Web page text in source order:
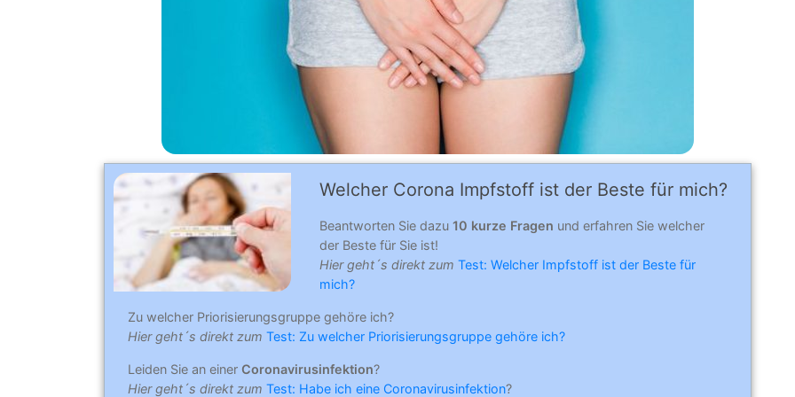
Welcher Corona Impfstoff ist der Beste für mich?
Beantworten Sie dazu 10 kurze Fragen und erfahren Sie welcher
der Beste für Sie ist!
Hier geht´s direkt zum Test: Welcher Impfstoff ist der Beste für
mich?
Zu welcher Priorisierungsgruppe gehöre ich?
Hier geht´s direkt zum Test: Zu welcher Priorisierungsgruppe gehöre ich?
Leiden Sie an einer Coronavirusinfektion?
Hier geht´s direkt zum Test: Habe ich eine Coronavirusinfektion?